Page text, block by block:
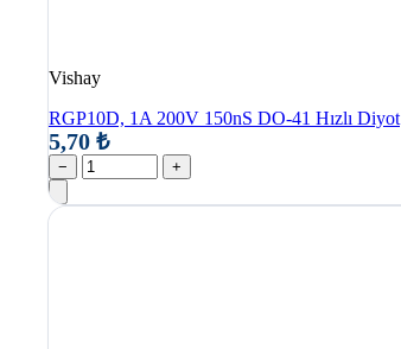
Vishay
RGP10D, 1A 200V 150nS DO-41 Hızlı Diyot
5,70 ₺
− +